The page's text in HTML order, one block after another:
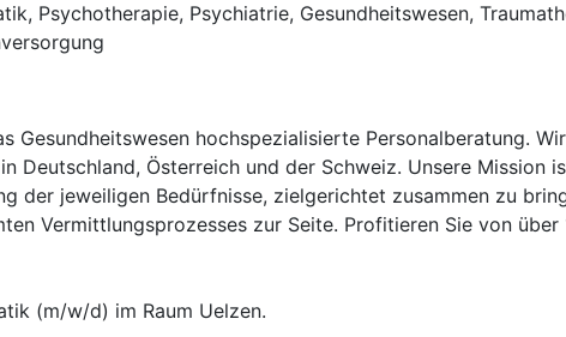
Psychotherapie, Psychiatrie, Gesundheitswesen,
Gesundheitswesen hochspezialisierte Personalberatung.
Deutschland, Österreich und der Schweiz. Unsere Mission
der jeweiligen Bedürfnisse, zielgerichtet zusammen zu
Vermittlungsprozesses zur Seite. Profitieren Sie von über
(m/w/d) im Raum Uelzen.